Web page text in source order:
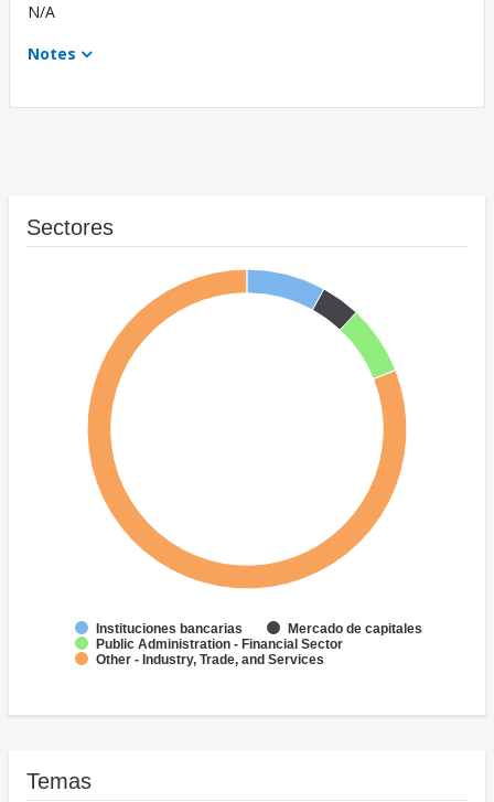
N/A
Notes
Sectores
Instituciones bancarias
Mercado de capitales
Public Administration - Financial Sector
Other - Industry, Trade, and Services
Temas